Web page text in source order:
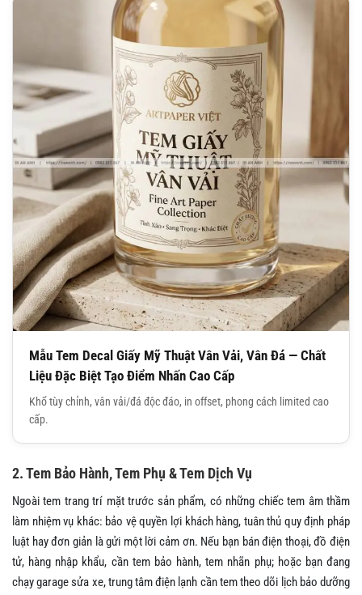
Mẫu Tem Decal Giấy Mỹ Thuật Vân Vải, Vân Đá — Chất
Liệu Đặc Biệt Tạo Điểm Nhấn Cao Cấp
Khổ tùy chỉnh, vân vải/đá độc đáo, in offset, phong cách limited cao
cấp.
2. Tem Bảo Hành, Tem Phụ & Tem Dịch Vụ
Ngoài tem trang trí mặt trước sản phẩm, có những chiếc tem âm thầm
làm nhiệm vụ khác: bảo vệ quyền lợi khách hàng, tuân thủ quy định pháp
luật hay đơn giản là gửi một lời cảm ơn. Nếu bạn bán điện thoại, đồ điện
tử, hàng nhập khẩu, cần tem bảo hành, tem nhãn phụ; hoặc bạn đang
chạy garage sửa xe, trung tâm điện lạnh cần tem theo dõi lịch bảo dưỡng